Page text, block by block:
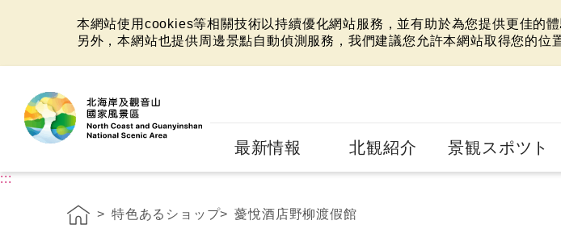
本網站使用cookies等相關技術以持續優化網站服務，並有助於為您提供更佳的
另外，本網站也提供周邊景點自動偵測服務，我們建議您允許本網站取得您的位
最新情報 北観紹介 景観スポツト
:::
特色あるショップ 薆悅酒店野柳渡假館